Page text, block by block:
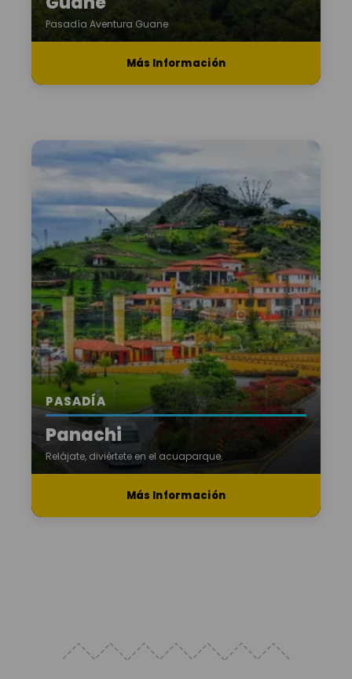
Pasadía Aventura Guane
Más Información
PASADÍA
Panachi
Relájate, diviértete en el acuaparque.
Más Información